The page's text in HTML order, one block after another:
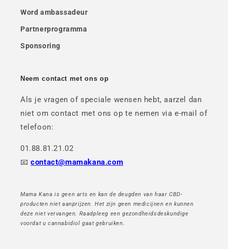
Word ambassadeur
Partnerprogramma
Sponsoring
Neem contact met ons op
Als je vragen of speciale wensen hebt, aarzel dan
niet om contact met ons op te nemen via e-mail of
telefoon:
01.88.81.21.02
📧contact@mamakana.com
Mama Kana is geen arts en kan de deugden van haar CBD-
producten niet aanprijzen. Het zijn geen medicijnen en kunnen
deze niet vervangen. Raadpleeg een gezondheidsdeskundige
voordat u cannabidiol gaat gebruiken.